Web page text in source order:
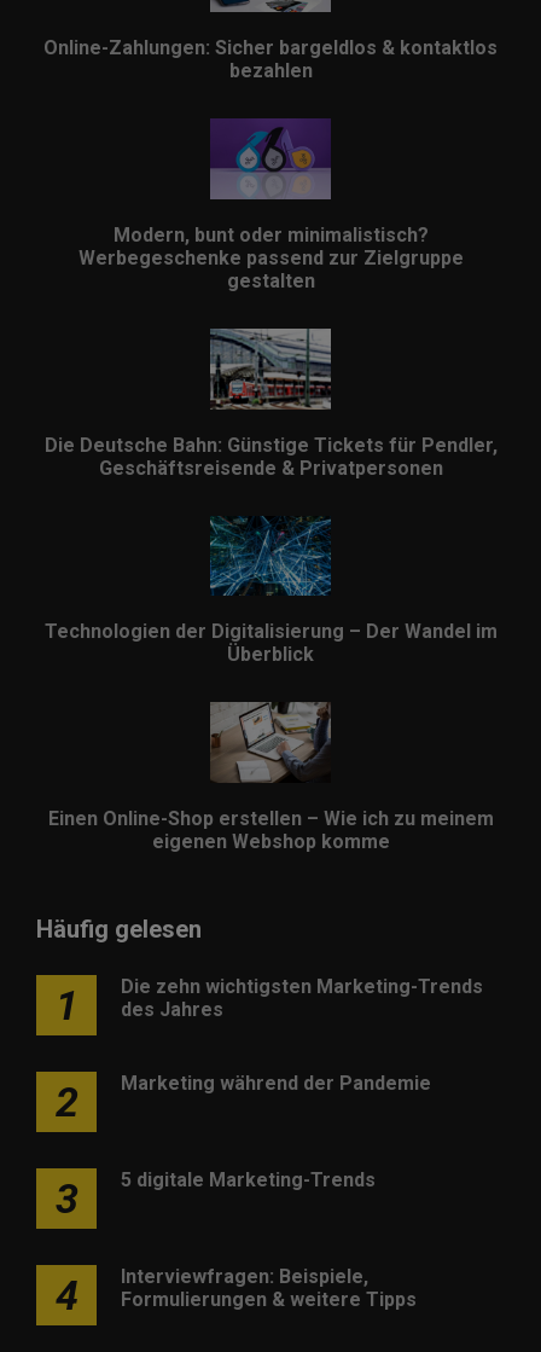
Online-Zahlungen: Sicher bargeldlos & kontaktlos
bezahlen
Modern, bunt oder minimalistisch?
Werbegeschenke passend zur Zielgruppe
gestalten
Die Deutsche Bahn: Günstige Tickets für Pendler,
Geschäftsreisende & Privatpersonen
Technologien der Digitalisierung – Der Wandel im
Überblick
Einen Online-Shop erstellen – Wie ich zu meinem
eigenen Webshop komme
Häufig gelesen
1
Die zehn wichtigsten Marketing-Trends
des Jahres
2 Marketing während der Pandemie
3 5 digitale Marketing-Trends
4
Interviewfragen: Beispiele,
Formulierungen & weitere Tipps